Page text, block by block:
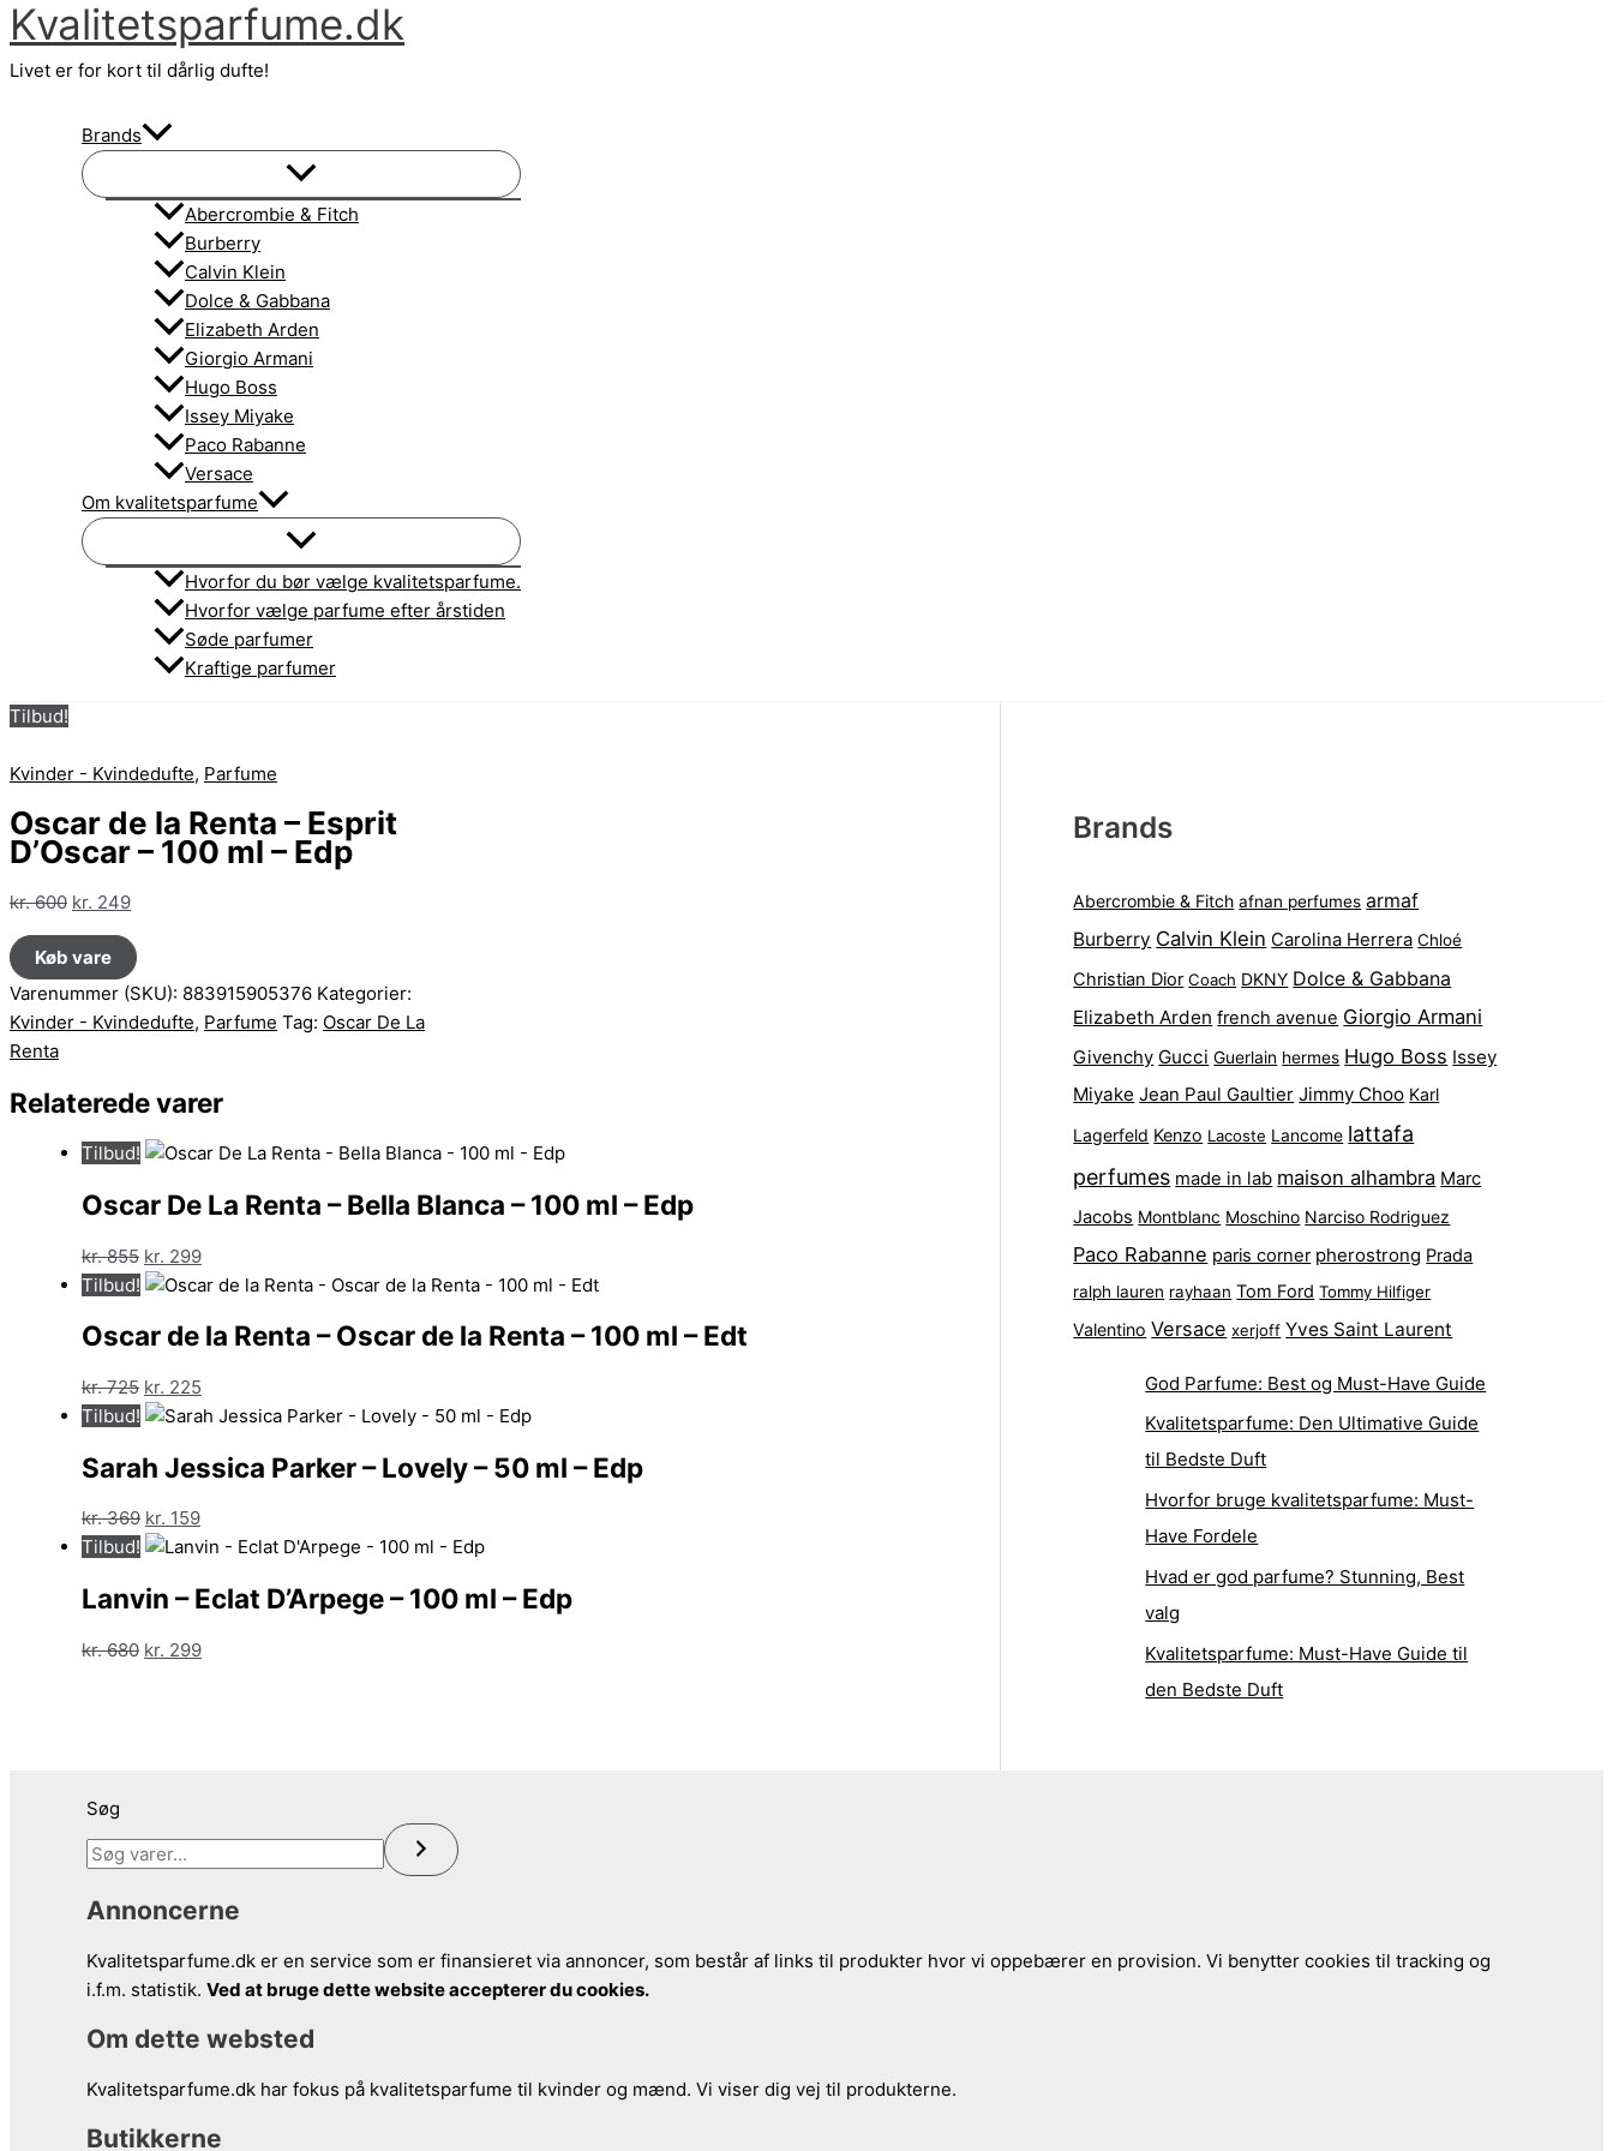
Gå
til
indholdet
Kvalitetsparfume.dk
Livet er for kort til dårlig dufte!
Brands
Abercrombie & Fitch
Burberry
Calvin Klein
Dolce & Gabbana
Elizabeth Arden
Giorgio Armani
Hugo Boss
Issey Miyake
Paco Rabanne
Versace
Om kvalitetsparfume
Hvorfor du bør vælge kvalitetsparfume.
Hvorfor vælge parfume efter årstiden
Søde parfumer
Kraftige parfumer
Tilbud!
Kvinder - Kvindedufte, Parfume
Oscar de la Renta – Esprit
D’Oscar – 100 ml – Edp
kr.600 Den
oprindelige
pris
var:
kr. 600.
kr. 249Den
pris
er:
kr. 249.
Køb vare
Varenummer (SKU): 883915905376 Kategorier:
Kvinder - Kvindedufte, Parfume Tag: Oscar De La
Renta
Relaterede varer
Tilbud!
Oscar De La Renta – Bella Blanca – 100 ml – Edp
kr.855 Den
oprindelige
var:
kr. 299Den
aktuelle
er:
Tilbud!
Oscar de la Renta – Oscar de la Renta – 100 ml – Edt
kr.725 Den
oprindelige
var:
kr. 225
aktuelle
er:
Tilbud!
Sarah Jessica Parker – Lovely – 50 ml – Edp
kr.369 Den
oprindelige
var:
kr. 159Den
aktuelle
er:
Tilbud!
Lanvin – Eclat D’Arpege – 100 ml – Edp
kr.680 Den
kr. 299Den
Brands
Abercrombie & Fitch afnan perfumes armaf
Burberry Calvin Klein Carolina Herrera Chloé
Christian Dior Coach DKNY Dolce & Gabbana
Elizabeth Arden french avenue Giorgio Armani
Givenchy Gucci Guerlain hermes Hugo Boss Issey
Miyake Jean Paul Gaultier Jimmy Choo Karl
Lagerfeld Kenzo Lacoste Lancome lattafa
perfumes made in lab maison alhambra Marc
Jacobs Montblanc Moschino Narciso Rodriguez
Paco Rabanne paris corner pherostrong Prada
ralph lauren rayhaan Tom Ford Tommy Hilfiger
Valentino Versace xerjoff Yves Saint Laurent
God Parfume: Best og Must-Have Guide
Kvalitetsparfume: Den Ultimative Guide
til Bedste Duft
Hvorfor bruge kvalitetsparfume: Must-
Have Fordele
Hvad er god parfume? Stunning, Best
valg
Kvalitetsparfume: Must-Have Guide til
den Bedste Duft
Søg
Annoncerne
Kvalitetsparfume.dk er en service som er finansieret via annoncer, som består af links til produkter hvor vi oppebærer en provision. Vi benytter cookies til tracking og
i.f.m. statistik. Ved at bruge dette website accepterer du cookies.
Om dette websted
Kvalitetsparfume.dk har fokus på kvalitetsparfume til kvinder og mænd. Vi viser dig vej til produkterne.
Butikkerne